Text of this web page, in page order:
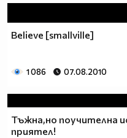
Believe [smallville]
1 086 07.08.2010
Тъжна,но поучителна
приятел!